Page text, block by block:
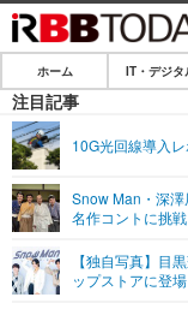
ホーム
IT・デジタル
ネタ
ショッピング
SPEED TEST
エンタメ
エンタメTOP
ライフ
ホーム IT・デジタ
注目記事
10G光回線導入レ
Snow Man・深澤
名作コントに挑戦
【独自写真】目
ップストアに登